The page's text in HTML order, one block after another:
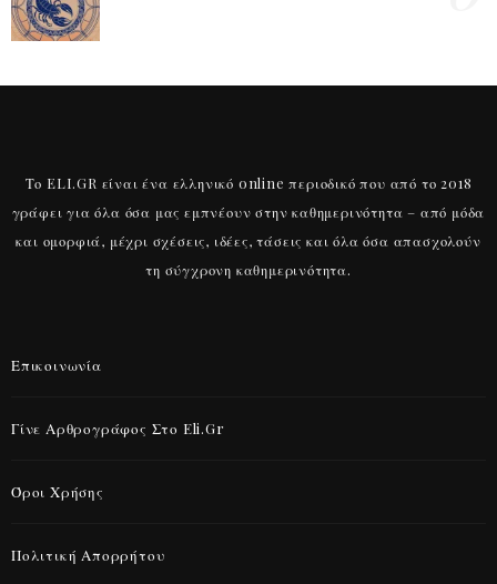
Το ELI.GR είναι ένα ελληνικό online περιοδικό που από το 2018
γράφει για όλα όσα μας εμπνέουν στην καθημερινότητα – από μόδα
και ομορφιά, μέχρι σχέσεις, ιδέες, τάσεις και όλα όσα απασχολούν
τη σύγχρονη καθημερινότητα.
Επικοινωνία
Γίνε Αρθρογράφος Στο Eli.gr
Όροι Χρήσης
Πολιτική Απορρήτου